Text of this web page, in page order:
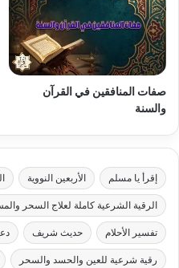
صفات المنافقين في القرآن
والسنة
إقرأ يا مسلم الأربعين النووية
الرقية الشرعية كاملة لعلاج السحر
تفسير الأحلام حديث شريف
رقية شرعية للعين والحسد والسحر